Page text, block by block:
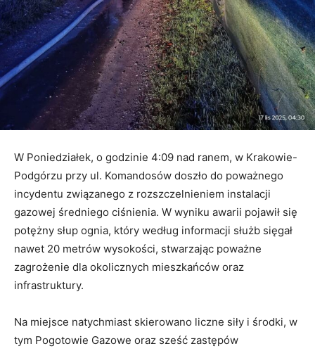
W Poniedziałek, o godzinie 4:09 nad ranem, w Krakowie-
Podgórzu przy ul. Komandosów doszło do poważnego
incydentu związanego z rozszczelnieniem instalacji
gazowej średniego ciśnienia. W wyniku awarii pojawił się
potężny słup ognia, który według informacji służb sięgał
nawet 20 metrów wysokości, stwarzając poważne
zagrożenie dla okolicznych mieszkańców oraz
infrastruktury.
Na miejsce natychmiast skierowano liczne siły i środki, w
tym Pogotowie Gazowe oraz sześć zastępów